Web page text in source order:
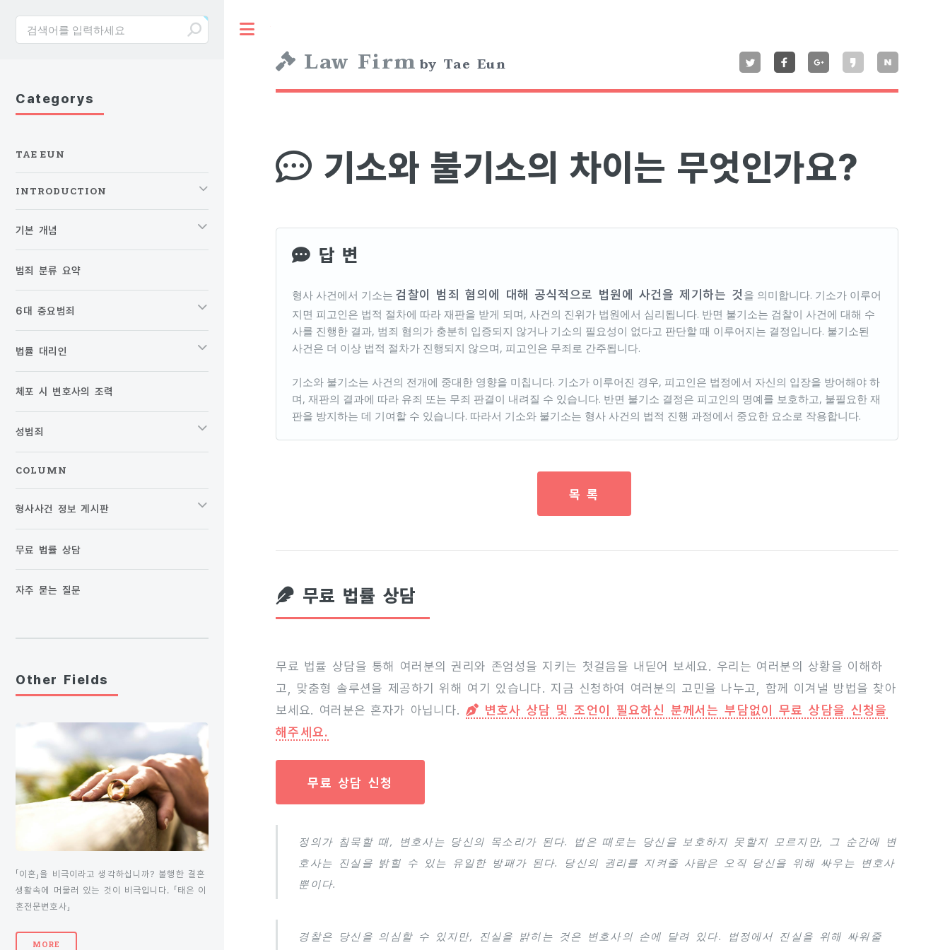
Law Firm by Tae Eun
기소와 불기소의 차이는 무엇인가요?
답 변
형사 사건에서 기소는검찰이 범죄 혐의에 대해 공식적으로 법원에 사건을 제기하는 것 을 의미합니다. 기소가 이루어
지면 피고인은 법적 절차에 따라 재판을 받게 되며, 사건의 진위가 법원에서 심리됩니다. 반면 불기소는 검찰이 사건에 대해 수
사를 진행한 결과, 범죄 혐의가 충분히 입증되지 않거나 기소의 필요성이 없다고 판단할 때 이루어지는 결정입니다. 불기소된
사건은 더 이상 법적 절차가 진행되지 않으며, 피고인은 무죄로 간주됩니다.
기소와 불기소는 사건의 전개에 중대한 영향을 미칩니다. 기소가 이루어진 경우, 피고인은 법정에서 자신의 입장을 방어해야 하
며, 재판의 결과에 따라 유죄 또는 무죄 판결이 내려질 수 있습니다. 반면 불기소 결정은 피고인의 명예를 보호하고, 불필요한 재
판을 방지하는 데 기여할 수 있습니다. 따라서 기소와 불기소는 형사 사건의 법적 진행 과정에서 중요한 요소로 작용합니다.
목 록
무료 법률 상담
무료 법률 상담을 통해 여러분의 권리와 존엄성을 지키는 첫걸음을 내딛어 보세요. 우리는 여러분의 상황을 이해하
고, 맞춤형 솔루션을 제공하기 위해 여기 있습니다. 지금 신청하여 여러분의 고민을 나누고, 함께 이겨낼 방법을 찾아
보세요. 여러분은 혼자가 아닙니다.
변호사 상담 및 조언이 필요하신 분께서는 부담없이 무료 상담을 신청을
해주세요.
무료 상담 신청
정의가 침묵할 때, 변호사는 당신의 목소리가 된다. 법은 때로는 당신을 보호하지 못할지 모르지만, 그 순간에 변
호사는 진실을 밝힐 수 있는 유일한 방패가 된다. 당신의 권리를 지켜줄 사람은 오직 당신을 위해 싸우는 변호사
뿐이다.
경찰은 당신을 의심할 수 있지만, 진실을 밝히는 것은 변호사의 손에 달려 있다. 법정에서 진실을 위해 싸워줄
Categorys
TAE EUN
INTRODUCTION
기본 개념
범죄 분류 요약
6대 중요범죄
법률 대리인
체포 시 변호사의 조력
성범죄
COLUMN
형사사건 정보 게시판
무료 법률 상담
자주 묻는 질문
Other Fields
「이혼」을 비극이라고 생각하십니까? 불행한 결혼
생활속에 머물러 있는 것이 비극입니다. 「태은 이
혼전문변호사」
MORE